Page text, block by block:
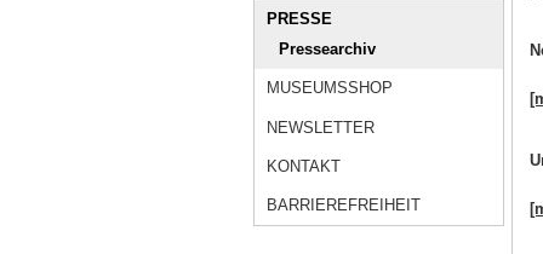
PRESSE
Pressearchiv
MUSEUMSSHOP
NEWSLETTER
KONTAKT
BARRIEREFREIHEIT